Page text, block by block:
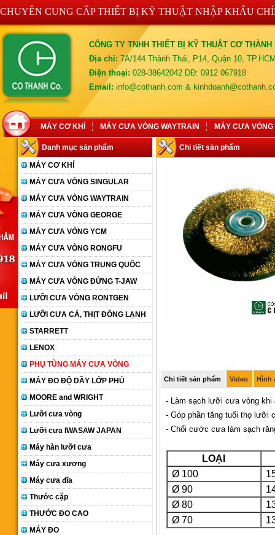
CHUYÊN CUNG CẤP THIẾT BỊ KỸ THUẬT NHẬP KHẨU
CÔNG TY TNHH THIẾT BỊ KỸ THUẬT CƠ THÀNH
Địa chỉ: 7A/144 Thành Thái, P14, Quận 10,
Điện thoại: 028-38642042 DĐ: 0912 067918
Email: info@cothanh.com &
MÁY CƠ KHÍ MÁY CƯA VÒNG WAYTRAIN MÁY CƯA VÒNG
Danh mục sản phẩm
MÁY CƠ KHÍ
MÁY CƯA VÒNG SINGULAR
MÁY CƯA VÒNG WAYTRAIN
MÁY CƯA VÒNG GEORGE
MÁY CƯA VÒNG YCM
MÁY CƯA VÒNG RONGFU
MÁY CƯA VÒNG TRUNG QUỐC
MÁY CƯA VÒNG ĐỨNG T-JAW
LƯỠI CƯA VÒNG RONTGEN
LƯỠI CƯA CÁ, THỊT ĐÔNG LẠNH
STARRETT
LENOX
PHỤ TÙNG MÁY CƯA VÒNG
MÁY ĐO ĐỘ DẦY LỚP PHỦ
MOORE and WRIGHT
Lưỡi cưa vòng
Lưỡi cưa IWASAW JAPAN
Máy hàn lưỡi cưa
Máy cưa xương
Máy cưa đĩa
Thước cặp
THƯỚC ĐO CAO
MÁY ĐO
Chi tiết sản phẩm
Chi tiết sản phẩm Video Hình
- Làm sạch lưỡi cưa vòng khi
- Góp phần tăng tuổi thọ lưỡi
- Chổi cước cưa làm sạch
LOẠI
Ø 100
Ø 90
Ø 80
Ø 70